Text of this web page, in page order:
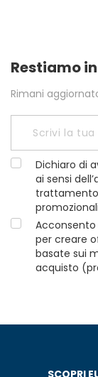
Restiamo
Rimani
Dichiaro di
ai sensi
per creare
basate sui
acquisto